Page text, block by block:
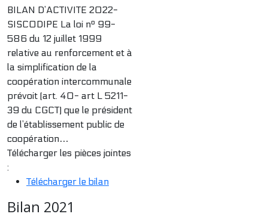
BILAN D’ACTIVITE 2022-
SISCODIPE La loi nº 99-
586 du 12 juillet 1999
relative au renforcement et à
la simplification de la
coopération intercommunale
prévoit (art. 40- art L 5211-
39 du CGCT) que le président
de l’établissement public de
coopération…
Télécharger les pièces jointes
:
Télécharger le bilan
Bilan 2021